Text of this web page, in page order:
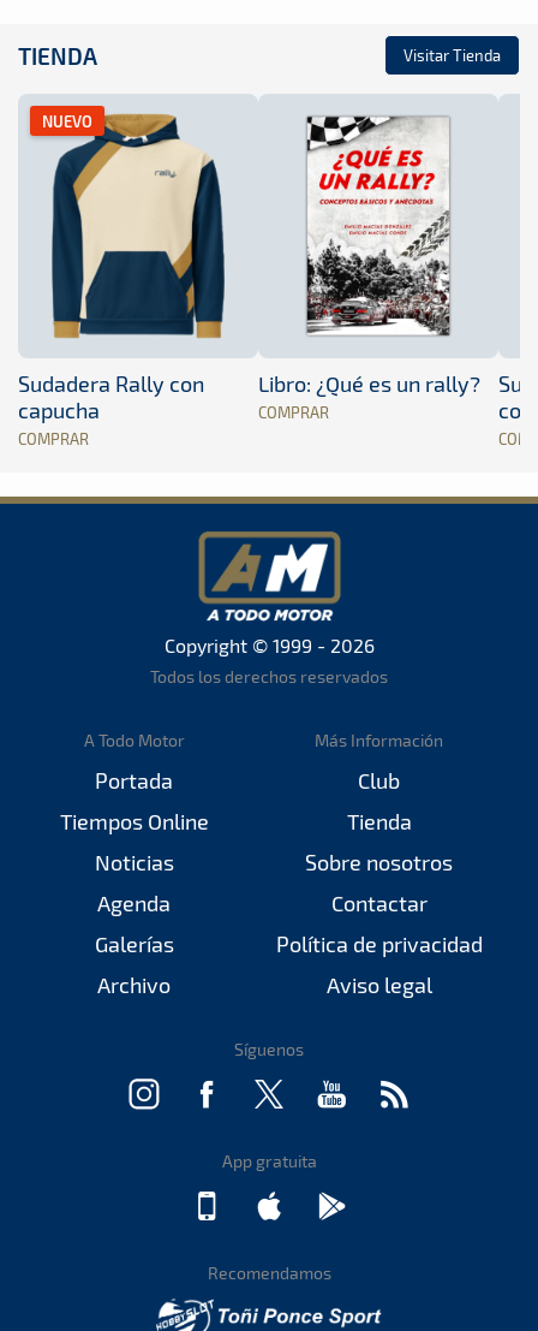
TIENDA Visitar Tienda
NUEVO
Sudadera Rally con
capucha
COMPRAR
Libro: ¿Qué es un rally?
COMPRAR
Copyright © 1999 - 2026
Todos los derechos reservados
A Todo Motor
Portada
Tiempos Online
Noticias
Agenda
Galerías
Archivo
Más Información
Club
Tienda
Sobre nosotros
Contactar
Política de privacidad
Aviso legal
Síguenos
App gratuita
Recomendamos